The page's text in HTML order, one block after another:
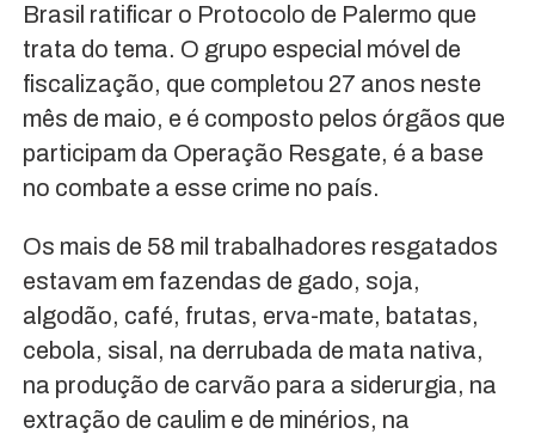
Brasil ratificar o Protocolo de Palermo que
trata do tema. O grupo especial móvel de
fiscalização, que completou 27 anos neste
mês de maio, e é composto pelos órgãos que
participam da Operação Resgate, é a base
no combate a esse crime no país.
Os mais de 58 mil trabalhadores resgatados
estavam em fazendas de gado, soja,
algodão, café, frutas, erva-mate, batatas,
cebola, sisal, na derrubada de mata nativa,
na produção de carvão para a siderurgia, na
extração de caulim e de minérios, na